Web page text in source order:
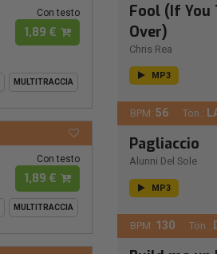
Con testo
1,89 €
MULTITRACCIA
Con testo
1,89 €
MULTITRACCIA
Fool (If You
Over)
Chris Rea
MP3
BPM: 56 Ton.:
Pagliaccio
Alunni Del Sole
MP3
BPM: 130 Ton.: